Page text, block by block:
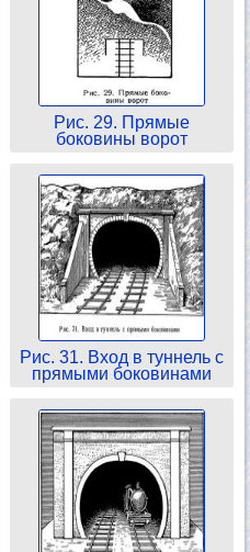
Рис. 29. Прямые
боковины ворот
Рис. 31. Вход в туннель с
прямыми боковинами